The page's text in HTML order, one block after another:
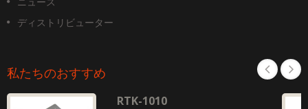
ディストリビューター
私たちのおすすめ
RTK-1010